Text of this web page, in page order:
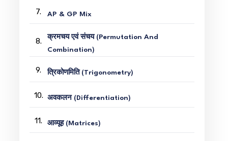
7. AP & GP Mix
8.
क्रमचय एवं संचय (Permutation And
Combination)
9. त्रिकोणमिति (Trigonometry)
10. अवकलन (Differentiation)
11. आव्यूह (Matrices)